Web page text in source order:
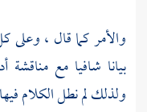
والأمر كما قال ، وعلى
بيانا شافيا مع
ولذلك لم نطل الكلام